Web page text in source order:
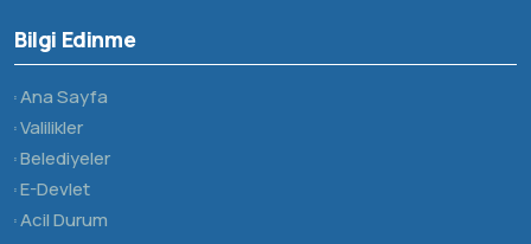
Bilgi Edinme
Ana Sayfa
Valilikler
Belediyeler
E-Devlet
Acil Durum